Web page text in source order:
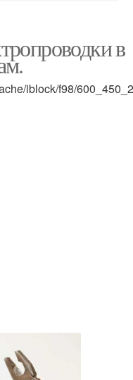
в
iblock/f98/